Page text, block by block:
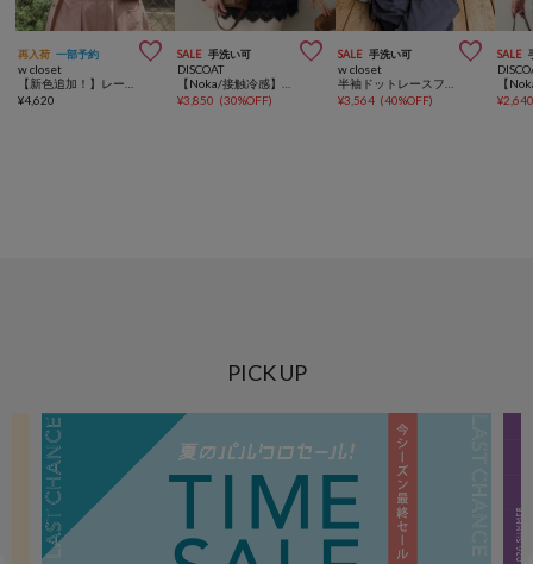
再入荷 一部予約 
w closet
¥4,620
SALE 手洗い可 
DISCOAT
¥3,850 (30%OFF)
SALE 手洗い可 
w closet
¥3,564 (40%OFF)
SALE
¥
PICK UP